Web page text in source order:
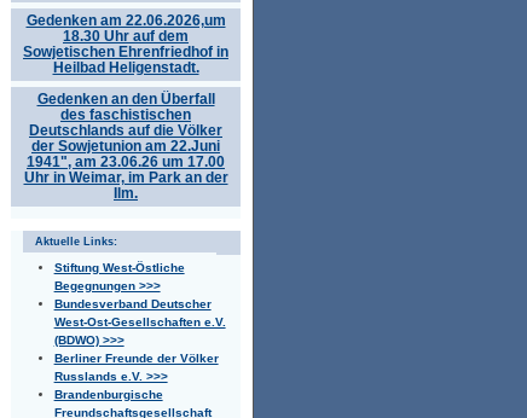
Gedenken am 22.06.2026,um
18.30 Uhr auf dem
Sowjetischen Ehrenfriedhof in
Heilbad Heligenstadt.
Gedenken an den Überfall
des faschistischen
Deutschlands auf die Völker
der Sowjetunion am 22.Juni
1941", am 23.06.26 um 17.00
Uhr in Weimar, im Park an der
Ilm.
Aktuelle Links:
Stiftung West-Östliche
Begegnungen >>>
Bundesverband Deutscher
West-Ost-Gesellschaften e.V.
(BDWO) >>>
Berliner Freunde der Völker
Russlands e.V. >>>
Brandenburgische
Freundschaftsgesellschaft